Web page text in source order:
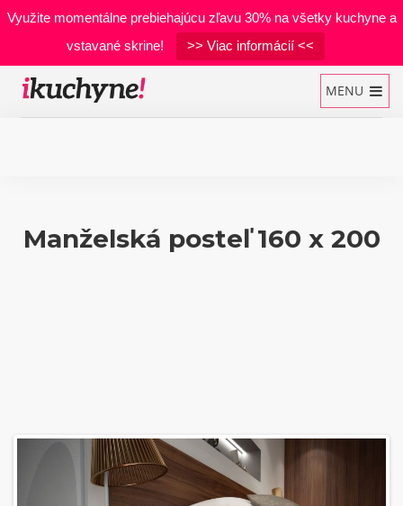
Využite momentálne prebiehajúcu zľavu 30% na všetky kuchyne a
vstavané skrine!
>> Viac informácií <<
MENU
Vstavané skrine
Prebiehajúce akcie
Manželská posteľ 160 x 200